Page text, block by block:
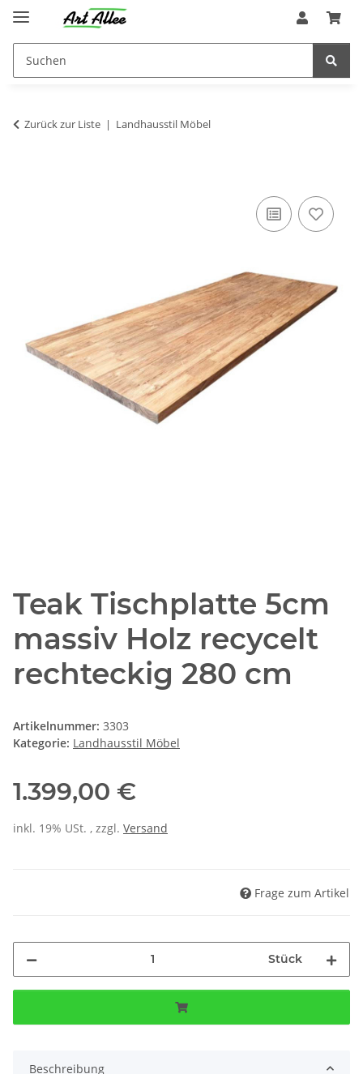
Zurück zur Liste Landhausstil Möbel
Teak Tischplatte 5cm
massiv Holz recycelt
rechteckig 280 cm
Artikelnummer: 3303
Kategorie: Landhausstil Möbel
1.399,00 €
inkl. 19% USt. , zzgl. Versand
Frage zum Artikel
Stück
Beschreibung